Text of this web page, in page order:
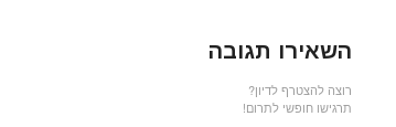
השאירו תגובה
רוצה להצטרף לדיון?
תרגישו חופשי לתרום!